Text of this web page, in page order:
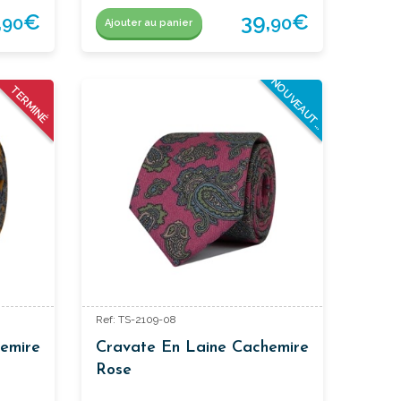
90€ Ajouter au panier 39,90€
TERMINÉ N
O
U
V
E
A
U
T
E
S
Ref: TS-2109-08
Cravate En Laine Cachemire
Rose